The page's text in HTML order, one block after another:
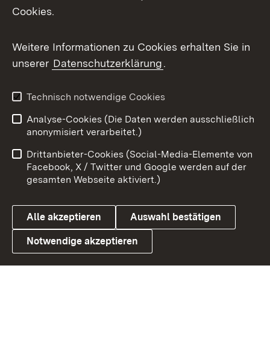
Messenger
Social Wall
X / Twitter
Youtube
Link zum Landesportal
Benutzungshinweise
Barrierefreiheit
Datenschutz
Cookies
Cookies.
Weitere Informationen zu Cookies erhalten Sie in
unserer Datenschutzerklärung.
Technisch notwendige Cookies
Analyse-Cookies (Die Daten werden ausschließlich
anonymisiert verarbeitet.)
Drittanbieter-Cookies (Social-Media-Elemente von
Facebook, X / Twitter und Google werden auf der
gesamten Webseite aktiviert.)
Alle akzeptieren Auswahl bestätigen
Notwendige akzeptieren